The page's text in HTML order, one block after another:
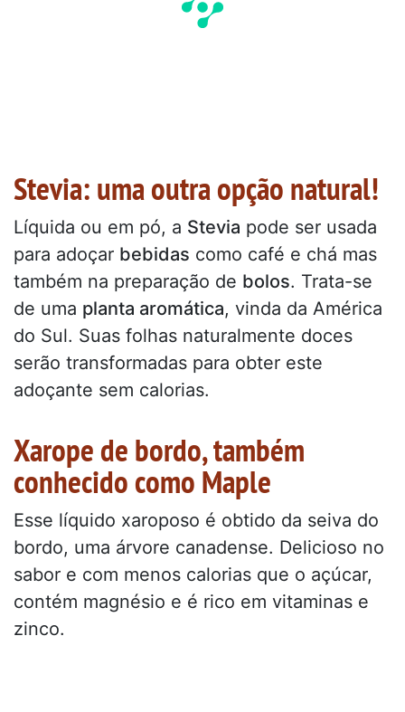
Stevia: uma outra opção natural!
Líquida ou em pó, a Stevia pode ser usada
para adoçar bebidas como café e chá mas
também na preparação de bolos. Trata-se
de uma planta aromática, vinda da América
do Sul. Suas folhas naturalmente doces
serão transformadas para obter este
adoçante sem calorias.
Xarope de bordo, também
conhecido como Maple
Esse líquido xaroposo é obtido da seiva do
bordo, uma árvore canadense. Delicioso no
sabor e com menos calorias que o açúcar,
contém magnésio e é rico em vitaminas e
zinco.